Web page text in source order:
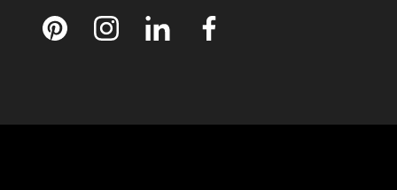
VIVA 98 / 120
VOLA